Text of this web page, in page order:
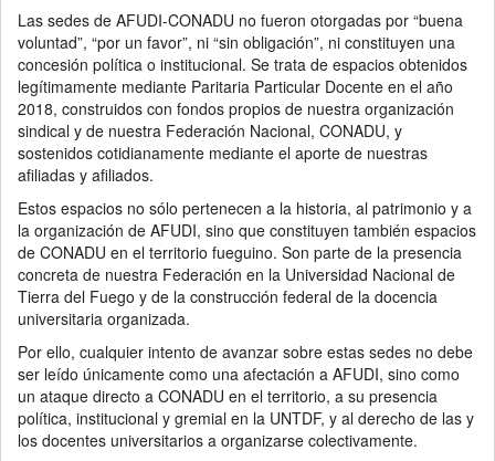
Las sedes de AFUDI-CONADU no fueron otorgadas por “buena
voluntad”, “por un favor”, ni “sin obligación”, ni constituyen una
concesión política o institucional. Se trata de espacios obtenidos
legítimamente mediante Paritaria Particular Docente en el año
2018, construidos con fondos propios de nuestra organización
sindical y de nuestra Federación Nacional, CONADU, y
sostenidos cotidianamente mediante el aporte de nuestras
afiliadas y afiliados.
Estos espacios no sólo pertenecen a la historia, al patrimonio y a
la organización de AFUDI, sino que constituyen también espacios
de CONADU en el territorio fueguino. Son parte de la presencia
concreta de nuestra Federación en la Universidad Nacional de
Tierra del Fuego y de la construcción federal de la docencia
universitaria organizada.
Por ello, cualquier intento de avanzar sobre estas sedes no debe
ser leído únicamente como una afectación a AFUDI, sino como
un ataque directo a CONADU en el territorio, a su presencia
política, institucional y gremial en la UNTDF, y al derecho de las y
los docentes universitarios a organizarse colectivamente.